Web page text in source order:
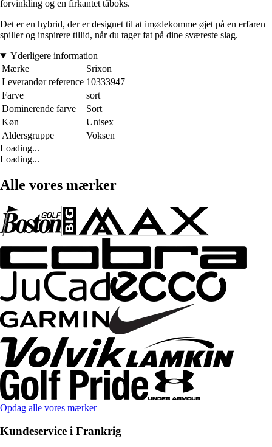
forvinkling og en firkantet tåboks.
Det er en hybrid, der er designet til at imødekomme øjet på en erfaren
spiller og inspirere tillid, når du tager fat på dine sværeste slag.
Yderligere information
Mærke
Srixon
Leverandør reference 10333947
Farve
sort
Dominerende farve
Sort
Køn
Unisex
Aldersgruppe
Voksen
Loading...
Loading...
Alle vores mærker
Opdag alle vores mærker
Kundeservice i Frankrig